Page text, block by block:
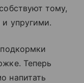
тому,
и упругими.
Теперь
напитать